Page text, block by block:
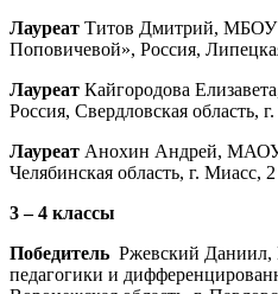
Лауреат Титов Дмитрий,
Поповичевой», Россия,
Лауреат Кайгородова
Россия, Свердловская область,
Лауреат Анохин Андрей,
Челябинская область, г. Миасс, 2
3 – 4 классы
Победитель Ржевский
педагогики и